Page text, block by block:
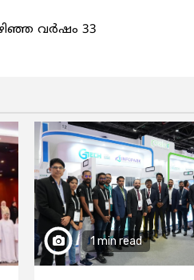
വര്‍ഷം 33
1 min read